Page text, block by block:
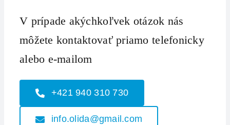
V prípade akýchkoľvek otázok nás
môžete kontaktovať priamo telefonicky
alebo e-mailom
+421 940 310 730
info.olida@gmail.com